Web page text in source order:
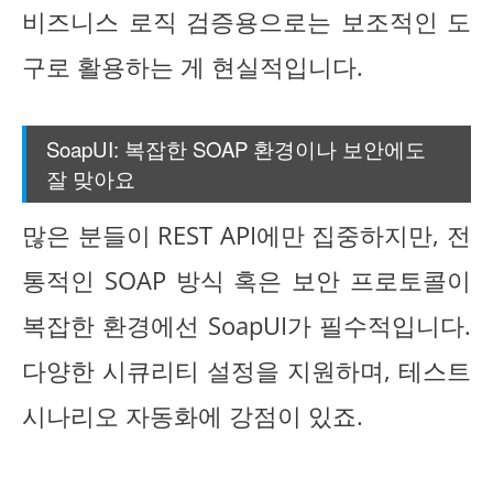
비즈니스 로직 검증용으로는 보조적인 도
구로 활용하는 게 현실적입니다.
SoapUI: 복잡한 SOAP 환경이나 보안에도
잘 맞아요
많은 분들이 REST API에만 집중하지만, 전
통적인 SOAP 방식 혹은 보안 프로토콜이
복잡한 환경에선 SoapUI가 필수적입니다.
다양한 시큐리티 설정을 지원하며, 테스트
시나리오 자동화에 강점이 있죠.